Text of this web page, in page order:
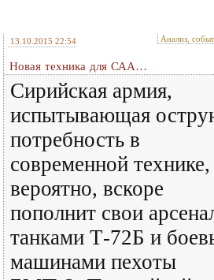
13.10.2015 22:54 Анализ,
Новая техника для САА…
Сирийская армия,
испытывающая
потребность в
современной технике,
вероятно, вскоре
пополнит свои
танками Т-72Б и
машинами пехоты